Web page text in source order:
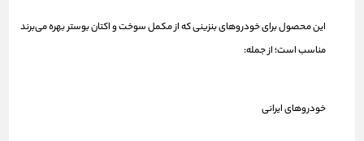
این محصول برای خودروهای بنزینی که از مکمل سوخت و اکتان بوستر بهره می‌برند
مناسب است؛ از جمله:
خودروهای ایرانی